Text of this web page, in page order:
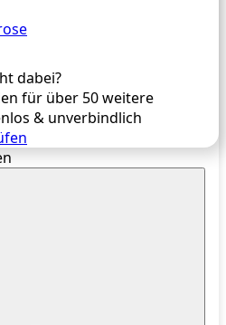
dabei?
für über 50 weitere
& unverbindlich